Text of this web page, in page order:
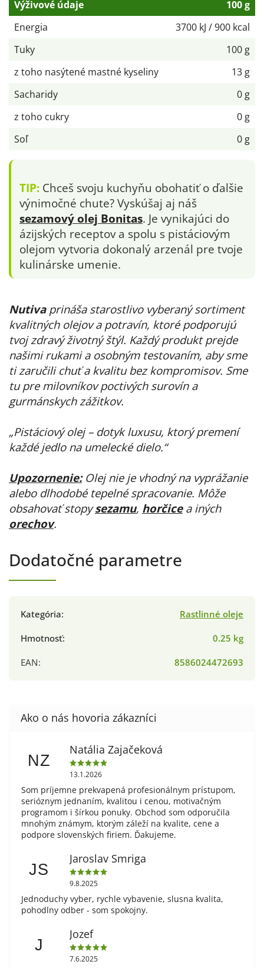
Výživové údaje
100 g
Energia
3700 kJ / 900 kcal
Tuky
100 g
z toho nasýtené mastné kyseliny
13 g
Sacharidy
0 g
z toho cukry
0 g
Soľ
0 g
TIP: Chceš svoju kuchyňu obohatiť o ďalšie
výnimočné chute? Vyskúšaj aj náš
sezamový olej Bonitas. Je vynikajúci do
ázijských receptov a spolu s pistáciovým
olejom vytvoria dokonalý arzenál pre tvoje
kulinárske umenie.
Nutivaprináša starostlivo vyberaný sortiment
kvalitných olejov a potravín, ktoré podporujú
tvoj zdravý životný štýl. Každý produkt prejde
našimi rukami a osobným testovaním, aby sme
ti zaručili chuť a kvalitu bez kompromisov. Sme
tu pre milovníkov poctivých surovín a
gurmánskych zážitkov.
„Pistáciový olej – dotyk luxusu, ktorý premení
každé jedlo na umelecké dielo.“
Upozornenie:Olej nie je vhodný na vyprážanie
alebo dlhodobé tepelné spracovanie. Môže
obsahovať stopysezamu, horčicea iných
orechov.
Dodatočné parametre
Kategória:
Rastlinné oleje
Hmotnosť:
0.25 kg
EAN: 8586024472693
NZ
Natália Zajačeková
13.1.2026
Som príjemne prekvapená profesionálnym prístupom,
serióznym jednaním, kvalitou i cenou, motivačným
programom i šírkou ponuky. Obchod som odporučila
mnohým známym, ktorým záleží na kvalite, cene a
podpore slovenských firiem. Ďakujeme.
JS
Jaroslav Smriga
9.8.2025
Jednoduchy vyber, rychle vybavenie, slusna kvalita,
pohodlny odber - som spokojny.
J
Jozef
7.6.2025